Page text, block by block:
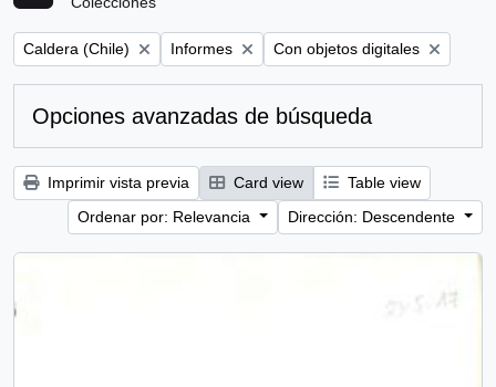
Remove filter:
Caldera (Chile) Remove filter:
Informes Remove filter:
Con objetos digitales
Opciones avanzadas de búsqueda
Imprimir vista previa Card view
Table view
Ordenar por: Relevancia
Dirección: Descendente